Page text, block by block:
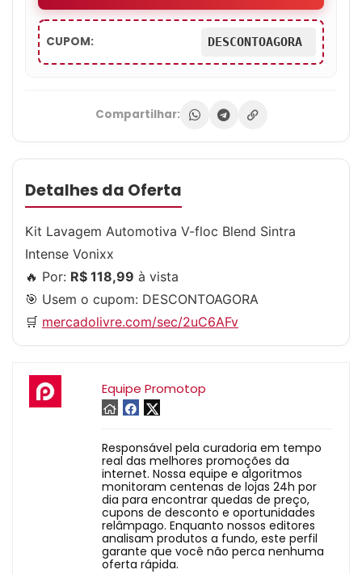
CUPOM: DESCONTOAGORA
Compartilhar:
Detalhes da Oferta
Kit Lavagem Automotiva V-floc Blend Sintra
Intense Vonixx
🔥 Por: R$ 118,99 à vista
🎯 Usem o cupom: DESCONTOAGORA
🛒 mercadolivre.com/sec/2uC6AFv
Equipe Promotop
Responsável pela curadoria em tempo
real das melhores promoções da
internet. Nossa equipe e algoritmos
monitoram centenas de lojas 24h por
dia para encontrar quedas de preço,
cupons de desconto e oportunidades
relâmpago. Enquanto nossos editores
analisam produtos a fundo, este perfil
garante que você não perca nenhuma
oferta rápida.